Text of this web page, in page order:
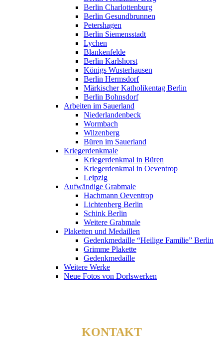
Berlin Charlottenburg
Berlin Gesundbrunnen
Petershagen
Berlin Siemensstadt
Lychen
Blankenfelde
Berlin Karlshorst
Königs Wusterhausen
Berlin Hermsdorf
Märkischer Katholikentag Berlin
Berlin Bohnsdorf
Arbeiten im Sauerland
Niederlandenbeck
Wormbach
Wilzenberg
Büren im Sauerland
Kriegerdenkmale
Kriegerdenkmal in Büren
Kriegerdenkmal in Oeventrop
Leipzig
Aufwändige Grabmale
Hachmann Oeventrop
Lichtenberg Berlin
Schink Berlin
Weitere Grabmale
Plaketten und Medaillen
Gedenkmedaille “Heilige Familie” Berlin
Grimme Plakette
Gedenkmedaille
Weitere Werke
Neue Fotos von Dorlswerken
KONTAKT